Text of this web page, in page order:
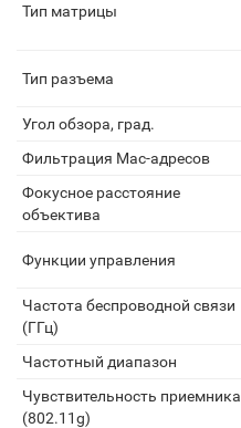
Тип матрицы
Тип разъема
Угол обзора, град.
Фильтрация Mac-адресов
Фокусное расстояние
объектива
Функции управления
Частота беспроводной связи
(ГГц)
Частотный диапазон
Чувствительность приемника
(802.11g)